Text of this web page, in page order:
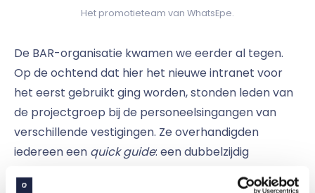
Het promotieteam van WhatsEpe.
De BAR-organisatie kwamen we eerder al tegen.
Op de ochtend dat hier het nieuwe intranet voor
het eerst gebruikt ging worden, stonden leden van
de projectgroep bij de personeelsingangen van
verschillende vestigingen. Ze overhandigden
iedereen een quick guide: een dubbelzijdig